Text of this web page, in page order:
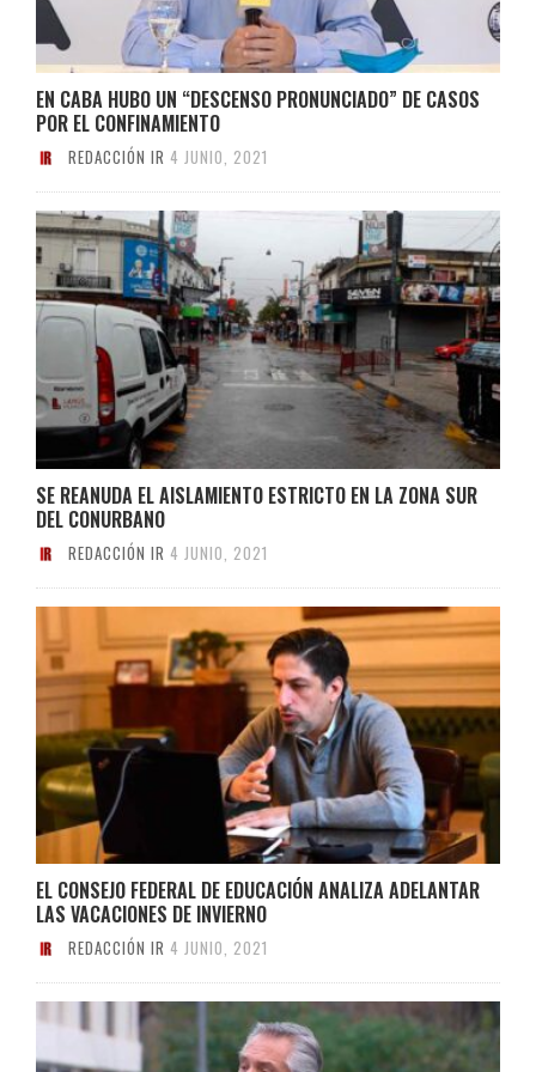
EN CABA HUBO UN “DESCENSO PRONUNCIADO” DE CASOS
POR EL CONFINAMIENTO
REDACCIÓN IR 4 JUNIO, 2021
SE REANUDA EL AISLAMIENTO ESTRICTO EN LA ZONA SUR
DEL CONURBANO
REDACCIÓN IR 4 JUNIO, 2021
EL CONSEJO FEDERAL DE EDUCACIÓN ANALIZA ADELANTAR
LAS VACACIONES DE INVIERNO
REDACCIÓN IR 4 JUNIO, 2021